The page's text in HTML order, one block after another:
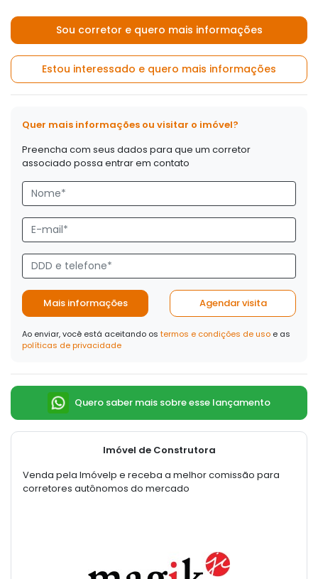
Sou corretor e quero mais informações
Estou interessado e quero mais informações
Quer mais informações ou visitar o imóvel?
Preencha com seus dados para que um corretor
associado possa entrar em contato
Mais informações Agendar visita
Ao enviar, você está aceitando os termos e condições de uso e as
políticas de privacidade
Quero saber mais sobre esse lançamento
Imóvel de Construtora
Venda pela Imóvelp e receba a melhor comissão para
corretores autônomos do mercado